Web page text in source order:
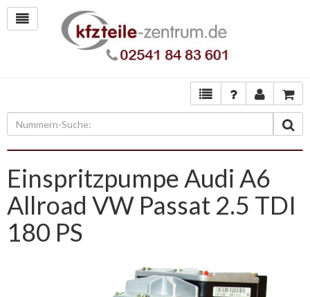
Einspritzpumpe Audi A6
Allroad VW Passat 2.5 TDI
180 PS